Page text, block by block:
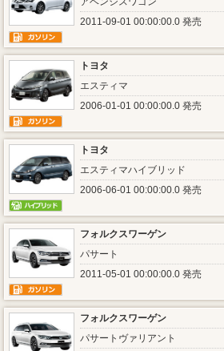
2011-09-01 00:00:00.0 発売
トヨタ
エスティマ
2006-01-01 00:00:00.0 発売
トヨタ
エスティマハイブリッド
2006-06-01 00:00:00.0 発売
フォルクスワーゲン
パサート
2011-05-01 00:00:00.0 発売
フォルクスワーゲン
パサートヴァリアント